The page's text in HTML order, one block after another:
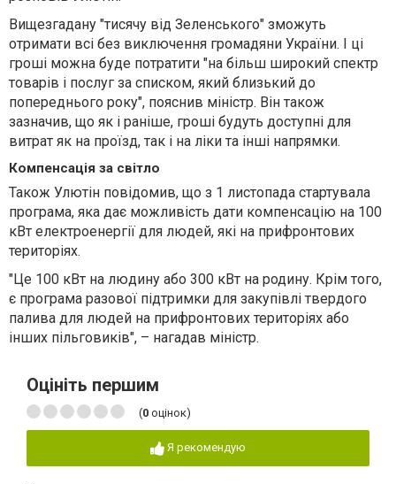
Вищезгадану "тисячу від Зеленського" зможуть
отримати всі без виключення громадяни України. І ці
гроші можна буде потратити "на більш широкий спектр
товарів і послуг за списком, який близький до
попереднього року", пояснив міністр. Він також
зазначив, що як і раніше, гроші будуть доступні для
витрат як на проїзд, так і на ліки та інші напрямки.
Компенсація за світло
Також Улютін повідомив, що з 1 листопада стартувала
програма, яка дає можливість дати компенсацію на 100
кВт електроенергії для людей, які на прифронтових
територіях.
"Це 100 кВт на людину або 300 кВт на родину. Крім того,
є програма разової підтримки для закупівлі твердого
палива для людей на прифронтових територіях або
інших пільговиків", – нагадав міністр.
Оцініть першим
(0 оцінок)
Я рекомендую